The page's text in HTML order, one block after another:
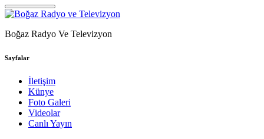
Boğaz Radyo Ve Televizyon
Sayfalar
İletişim
Künye
Foto Galeri
Videolar
Canlı Yayın